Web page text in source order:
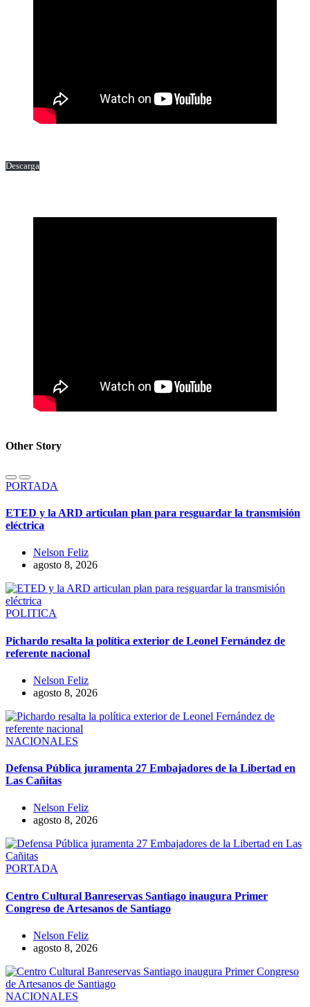
Descarga
Other Story
PORTADA
ETED y la ARD articulan plan para resguardar la transmisión
eléctrica
Nelson Feliz
agosto 8, 2026
POLITICA
Pichardo resalta la política exterior de Leonel Fernández de
referente nacional
Nelson Feliz
agosto 8, 2026
NACIONALES
Defensa Pública juramenta 27 Embajadores de la Libertad en
Las Cañitas
Nelson Feliz
agosto 8, 2026
PORTADA
Centro Cultural Banreservas Santiago inaugura Primer
Congreso de Artesanos de Santiago
Nelson Feliz
agosto 8, 2026
NACIONALES